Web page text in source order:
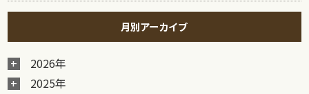
月別アーカイブ
2026年
2025年